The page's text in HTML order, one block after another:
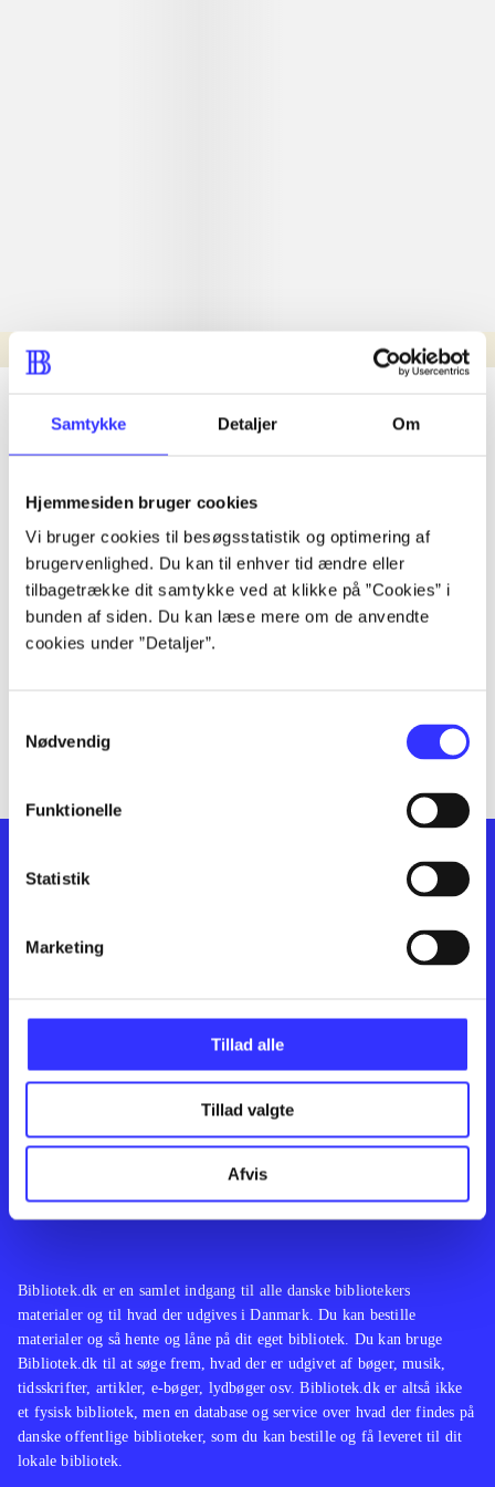
Samtykke Detaljer Om
Hjemmesiden bruger cookies
Vi bruger cookies til besøgsstatistik og optimering af
brugervenlighed. Du kan til enhver tid ændre eller
tilbagetrække dit samtykke ved at klikke på ”Cookies” i
bunden af siden. Du kan læse mere om de anvendte
cookies under ”Detaljer”.
Nødvendig
Funktionelle
Statistik
Marketing
Tillad alle
Tillad valgte
Afvis
Nyhed
lorem ipsum dolor sit amet ...
lorem ipsum dolor sit amet ...
lorem ipsum dolor sit amet ...
lorem ipsum dolor sit amet ...
lorem ipsum dolor sit amet ...
lorem ipsum dolor sit amet ...
lorem ipsum dolor sit amet ...
Feedback
Bibliotek.dk er en samlet indgang til alle danske bibliotekers
materialer og til hvad der udgives i Danmark. Du kan bestille
materialer og så hente og låne på dit eget bibliotek. Du kan bruge
Bibliotek.dk til at søge frem, hvad der er udgivet af bøger, musik,
tidsskrifter, artikler, e-bøger, lydbøger osv. Bibliotek.dk er altså ikke
et fysisk bibliotek, men en database og service over hvad der findes på
danske offentlige biblioteker, som du kan bestille og få leveret til dit
lokale bibliotek.
Kontakt os
English
Artikler
Film
Musik
Noder